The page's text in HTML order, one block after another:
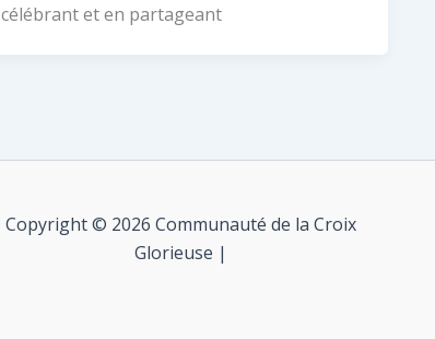
célébrant et en partageant
Copyright © 2026 Communauté de la Croix
Glorieuse |